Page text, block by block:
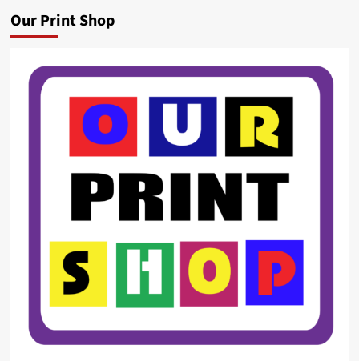
Our Print Shop